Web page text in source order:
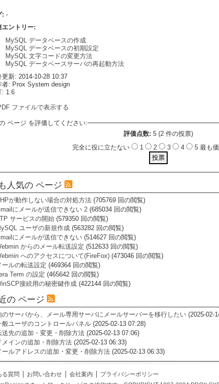
: -
エントリー:
MySQL データベースの作成
MySQL データベースの初期設定
MySQL 文字コードの変更方法
MySQL データベースサーバの再起動方法
更新: 2014-10-28 10:37
者: Prox System design
: 1.6
ファイルで表示する
ページ を評価してください:
評価点数: 5 (2 件の投票)
完全に役に立たない
1 2 3 4 5 最も
人気の ページ
が動作しない場合の対処方法(705769 回の閲覧)
にメールが送信できない 2(685034 回の閲覧)
サービスの開始(579350 回の閲覧)
ユーザの新規作成(563282 回の閲覧)
にメールが送信できない(514627 回の閲覧)
からのメール転送設定 (512633 回の閲覧)
へのアクセスについて(FireFox)(473046 回の閲覧)
ールの転送設定 (469364 回の閲覧)
Term の設定 (465642 回の閲覧)
接続用の秘密鍵作成(422144 回の閲覧)
の ページ
のサーバから、メール専用サーバにメールサーバーを移行したい(2025-02-
般ユーザのコントロールパネル(2025-02-13 07:28)
送先の追加・変更・削除方法(2025-02-13 07:06)
メインの追加・削除方法(2025-02-13 06:33)
ールアドレスの追加・変更・削除方法(2025-02-13 06:33)
る質問 お問い合わせ 会社案内
プライバシーポリシー